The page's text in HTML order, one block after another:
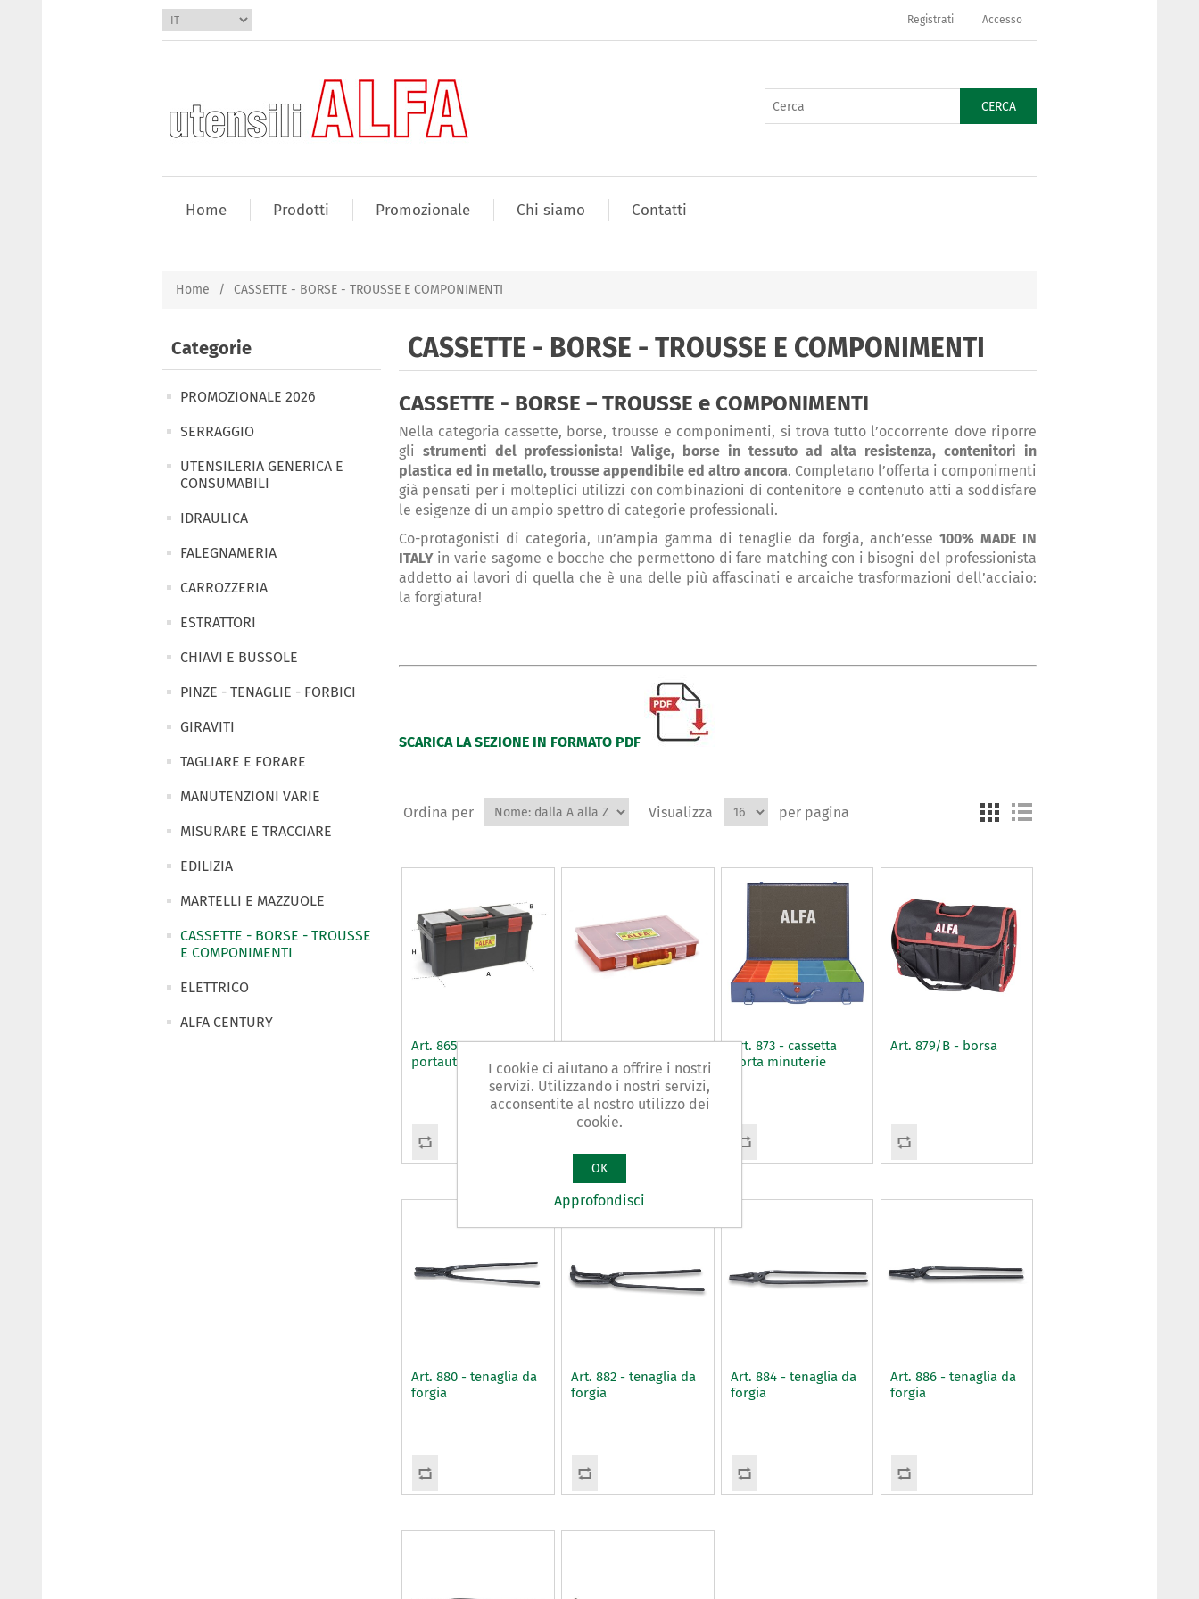
Registrati Accesso
CERCA
Home Prodotti Promozionale Chi siamo Contatti
Home / CASSETTE - BORSE - TROUSSE E COMPONIMENTI
Categorie
PROMOZIONALE 2026
SERRAGGIO
UTENSILERIA GENERICA E
CONSUMABILI
IDRAULICA
FALEGNAMERIA
CARROZZERIA
ESTRATTORI
CHIAVI E BUSSOLE
PINZE - TENAGLIE - FORBICI
GIRAVITI
TAGLIARE E FORARE
MANUTENZIONI VARIE
MISURARE E TRACCIARE
EDILIZIA
MARTELLI E MAZZUOLE
CASSETTE - BORSE - TROUSSE
E COMPONIMENTI
ELETTRICO
ALFA CENTURY
CASSETTE - BORSE - TROUSSE E COMPONIMENTI
CASSETTE - BORSE – TROUSSE e COMPONIMENTI
Nella categoria cassette, borse, trousse e componimenti, si trova tutto l’occorrente dove riporre
gli strumenti del professionista!Valige, borse in tessuto ad alta resistenza, contenitori in
plastica ed in metallo, trousse appendibile ed altro ancora. Completano l’offerta i componimenti
già pensati per i molteplici utilizzi con combinazioni di contenitore e contenuto atti a soddisfare
le esigenze di un ampio spettro di categorie professionali.
Co-protagonisti di categoria, un’ampia gamma di tenaglie da forgia, anch’esse 100% MADE IN
ITALYin varie sagome e bocche che permettono di fare matching con i bisogni del professionista
addetto ai lavori di quella che è una delle più affascinati e arcaiche trasformazioni dell’acciaio:
la forgiatura!
SCARICA LA SEZIONE IN FORMATO PDF
Ordina per Visualizza per pagina
Art. 865 - cassetta
portautensili
Art. 869 - cassetta
porta minuterie
Art. 873 - cassetta
porta minuterie
Art. 879/B - borsa
Art. 880 - tenaglia da
forgia
Art. 882 - tenaglia da
forgia
Art. 884 - tenaglia da
forgia
Art. 886 - tenaglia da
forgia
I cookie ci aiutano a offrire i nostri
servizi. Utilizzando i nostri servizi,
acconsentite al nostro utilizzo dei
cookie.
OK
Approfondisci